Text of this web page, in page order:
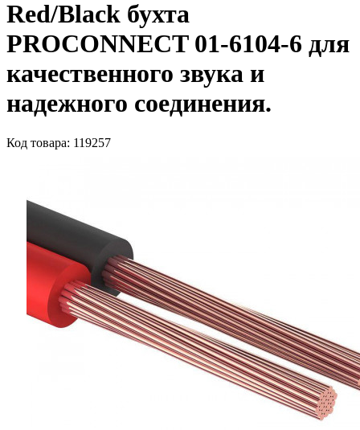
Red/Black бухта
PROCONNECT 01-6104-6 для
качественного звука и
надежного соединения.
Код товара: 119257